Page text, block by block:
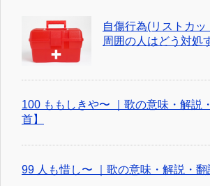
自傷行為(リストカッ
周囲の人はどう対処
100 ももしきや〜 ｜歌の意味・解説
首】
99 人も惜し〜 ｜歌の意味・解説・翻